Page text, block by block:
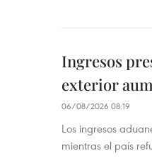
Ingresos
exterior
06/08/2026 08:19
Los ingresos
mientras el país